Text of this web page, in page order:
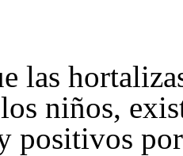
las
niños,
positivos